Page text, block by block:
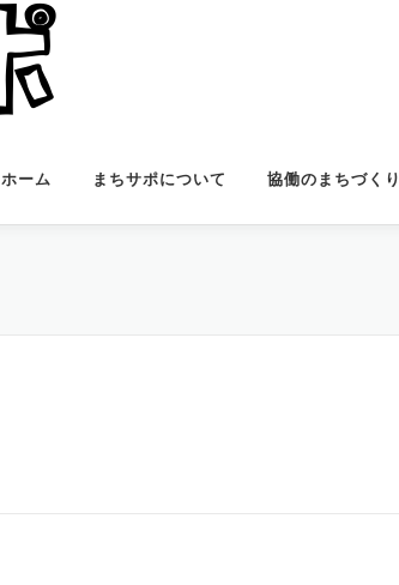
ホーム まちサポについて 協働のまちづくり